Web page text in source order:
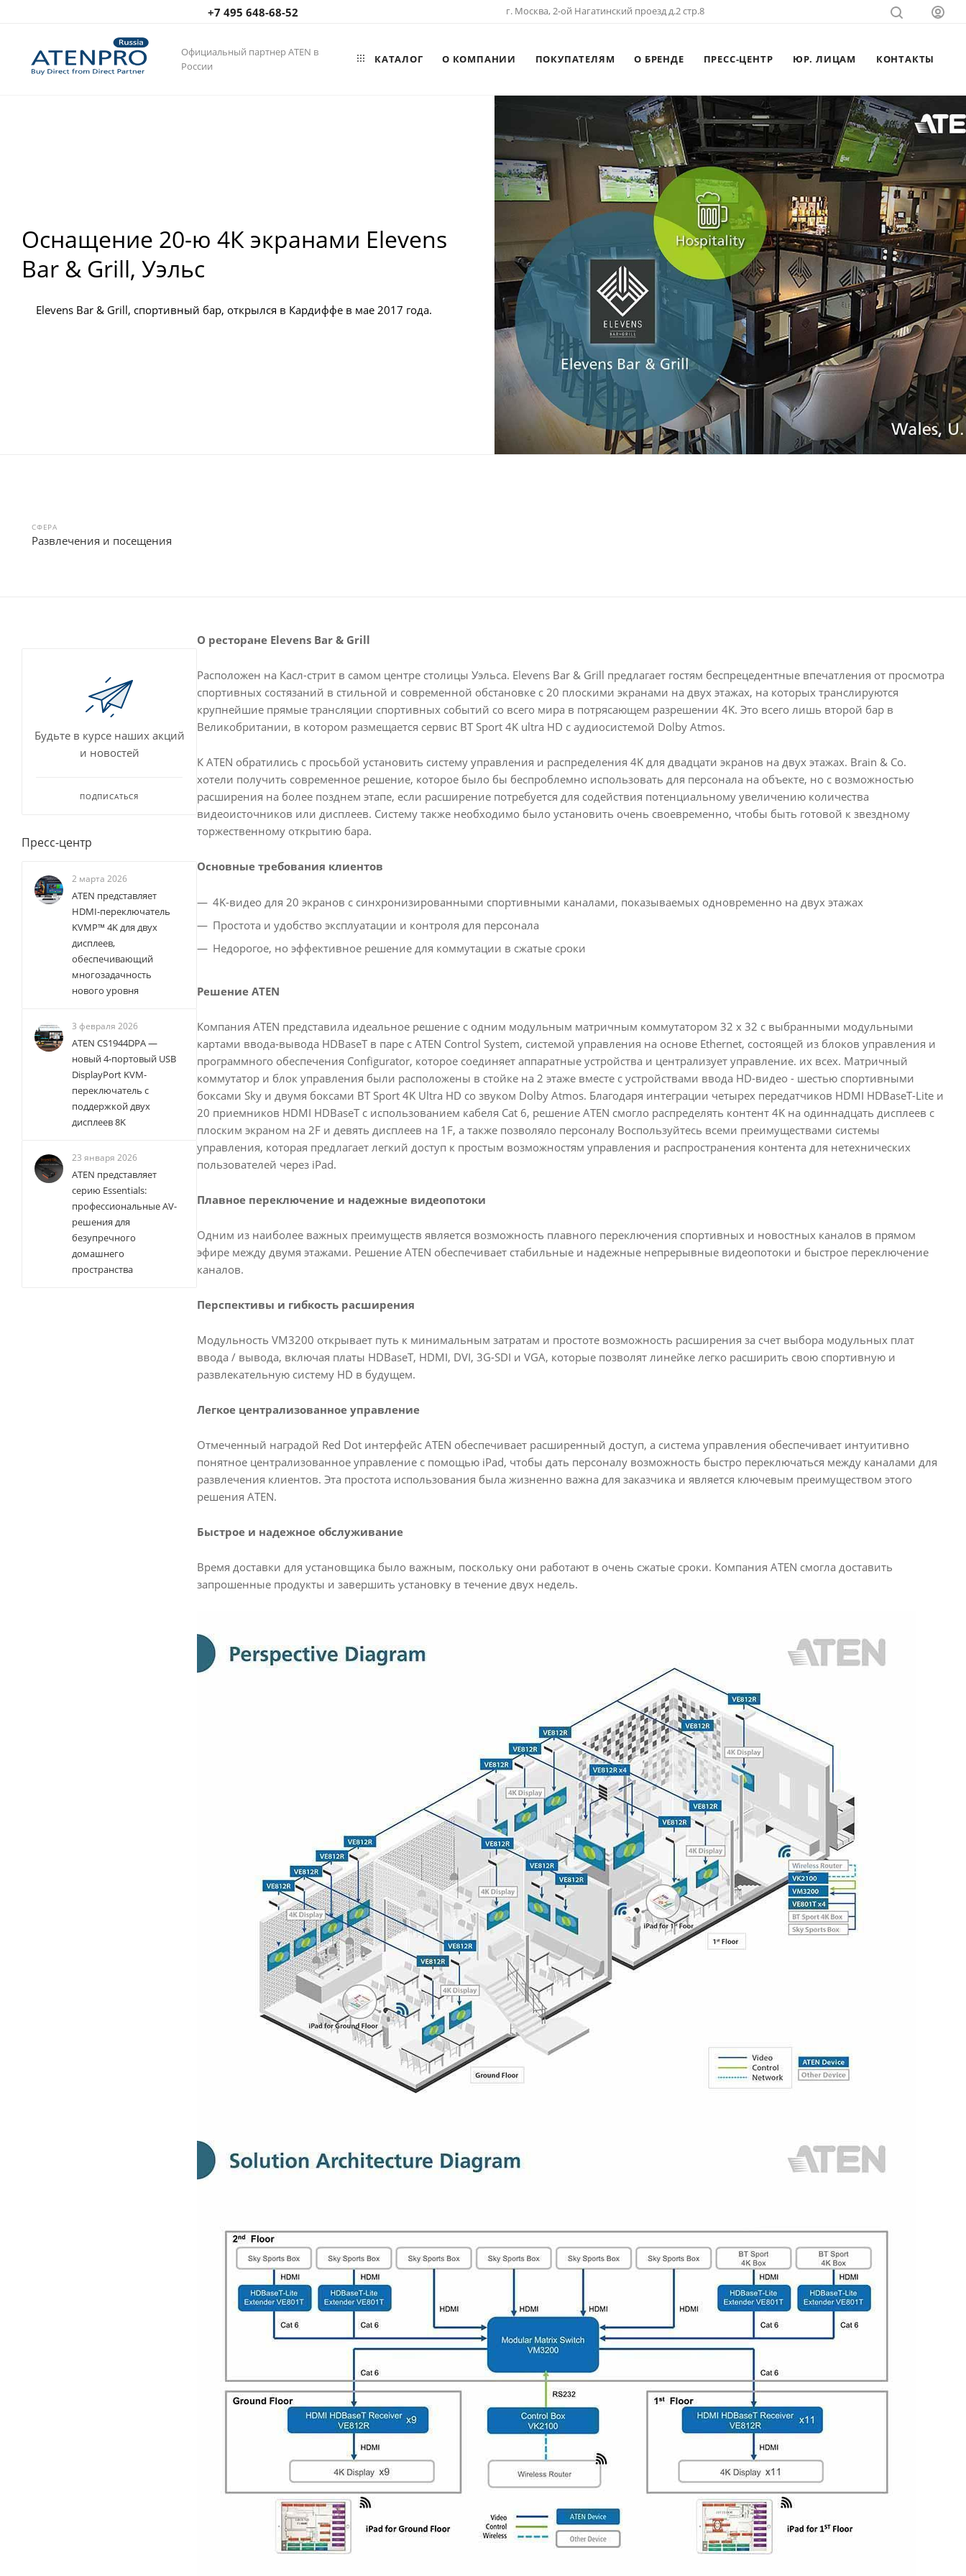
+7 495 648-68-52 г. Москва, 2-ой Нагатинский проезд д.2 стр.8
Официальный партнер ATEN в
России
КАТАЛОГ О КОМПАНИИ ПОКУПАТЕЛЯМ О БРЕНДЕ ПРЕСС-ЦЕНТР ЮР. ЛИЦАМ КОНТАКТЫ
Оснащение 20-ю 4К экранами Elevens
Bar & Grill, Уэльс
Elevens Bar & Grill, спортивный бар, открылся в Кардиффе в мае 2017 года.
СФЕРА
Развлечения и посещения
О ресторане Elevens Bar & Grill
Расположен на Касл-стрит в самом центре столицы Уэльса. Elevens Bar & Grill предлагает гостям беспрецедентные впечатления от просмотра
спортивных состязаний в стильной и современной обстановке с 20 плоскими экранами на двух этажах, на которых транслируются
крупнейшие прямые трансляции спортивных событий со всего мира в потрясающем разрешении 4K. Это всего лишь второй бар в
Великобритании, в котором размещается сервис BT Sport 4K ultra HD с аудиосистемой Dolby Atmos.
К ATEN обратились с просьбой установить систему управления и распределения 4K для двадцати экранов на двух этажах. Brain & Co.
хотели получить современное решение, которое было бы беспроблемно использовать для персонала на объекте, но с возможностью
расширения на более позднем этапе, если расширение потребуется для содействия потенциальному увеличению количества
видеоисточников или дисплеев. Систему также необходимо было установить очень своевременно, чтобы быть готовой к звездному
торжественному открытию бара.
Основные требования клиентов
4K-видео для 20 экранов с синхронизированными спортивными каналами, показываемых одновременно на двух этажах
Простота и удобство эксплуатации и контроля для персонала
Недорогое, но эффективное решение для коммутации в сжатые сроки
Решение ATEN
Компания ATEN представила идеальное решение с одним модульным матричным коммутатором 32 x 32 с выбранными модульными
картами ввода-вывода HDBaseT в паре с ATEN Control System, системой управления на основе Ethernet, состоящей из блоков управления и
программного обеспечения Configurator, которое соединяет аппаратные устройства и централизует управление. их всех. Матричный
коммутатор и блок управления были расположены в стойке на 2 этаже вместе с устройствами ввода HD-видео - шестью спортивными
боксами Sky и двумя боксами BT Sport 4K Ultra HD со звуком Dolby Atmos. Благодаря интеграции четырех передатчиков HDMI HDBaseT-Lite и
20 приемников HDMI HDBaseT с использованием кабеля Cat 6, решение ATEN смогло распределять контент 4K на одиннадцать дисплеев с
плоским экраном на 2F и девять дисплеев на 1F, а также позволяло персоналу Воспользуйтесь всеми преимуществами системы
управления, которая предлагает легкий доступ к простым возможностям управления и распространения контента для нетехнических
пользователей через iPad.
Плавное переключение и надежные видеопотоки
Одним из наиболее важных преимуществ является возможность плавного переключения спортивных и новостных каналов в прямом
эфире между двумя этажами. Решение ATEN обеспечивает стабильные и надежные непрерывные видеопотоки и быстрое переключение
каналов.
Перспективы и гибкость расширения
Модульность VM3200 открывает путь к минимальным затратам и простоте возможность расширения за счет выбора модульных плат
ввода / вывода, включая платы HDBaseT, HDMI, DVI, 3G-SDI и VGA, которые позволят линейке легко расширить свою спортивную и
развлекательную систему HD в будущем.
Легкое централизованное управление
Отмеченный наградой Red Dot интерфейс ATEN обеспечивает расширенный доступ, а система управления обеспечивает интуитивно
понятное централизованное управление с помощью iPad, чтобы дать персоналу возможность быстро переключаться между каналами для
развлечения клиентов. Эта простота использования была жизненно важна для заказчика и является ключевым преимуществом этого
решения ATEN.
Быстрое и надежное обслуживание
Время доставки для установщика было важным, поскольку они работают в очень сжатые сроки. Компания ATEN смогла доставить
запрошенные продукты и завершить установку в течение двух недель.
Будьте в курсе наших акций
и новостей
ПОДПИСАТЬСЯ
Пресс-центр
2 марта 2026
ATEN представляет
HDMI-переключатель
KVMP™ 4K для двух
дисплеев,
обеспечивающий
многозадачность
нового уровня
3 февраля 2026
ATEN CS1944DPA —
новый 4-портовый USB
DisplayPort KVM-
переключатель с
поддержкой двух
дисплеев 8K
23 января 2026
ATEN представляет
серию Essentials:
профессиональные AV-
решения для
безупречного
домашнего
пространства